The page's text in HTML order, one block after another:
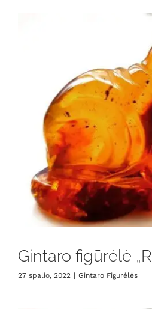
Gintaro figūrėlė
27 spalio, 2022 | Gintaro Figurėlės